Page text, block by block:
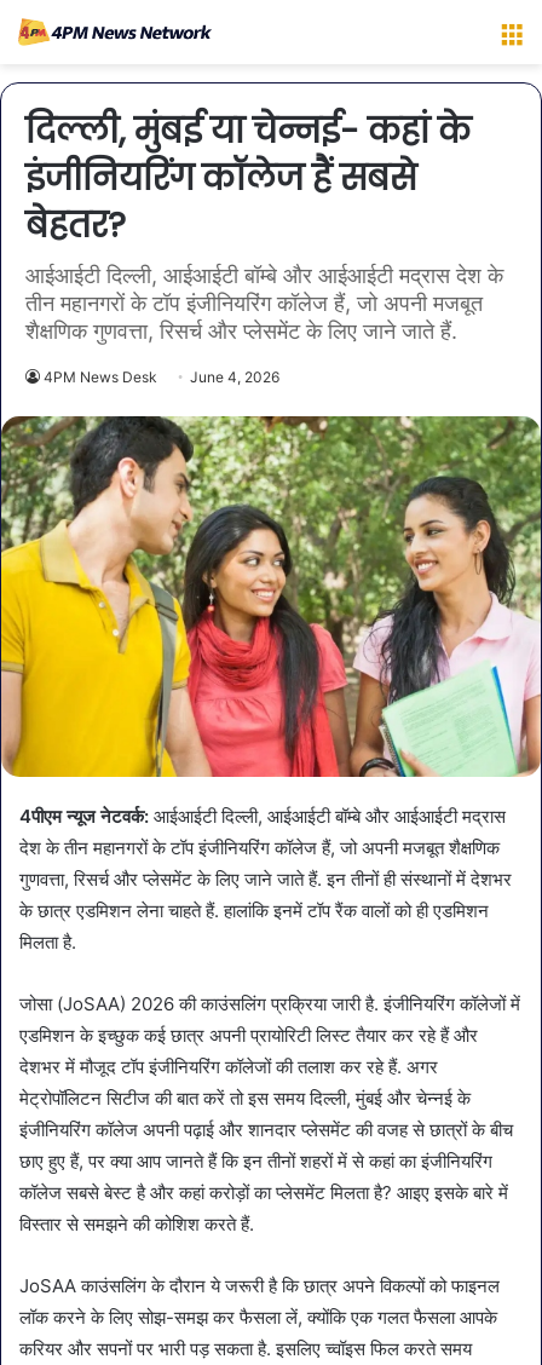
दिल्ली, मुंबई या चेन्नई- कहां के
इंजीनियरिंग कॉलेज हैं सबसे
बेहतर?
आईआईटी दिल्ली, आईआईटी बॉम्बे और आईआईटी मद्रास देश के
तीन महानगरों के टॉप इंजीनियरिंग कॉलेज हैं, जो अपनी मजबूत
शैक्षणिक गुणवत्ता, रिसर्च और प्लेसमेंट के लिए जाने जाते हैं.
4PM News Desk June 4, 2026
4पीएम न्यूज नेटवर्क: आईआईटी दिल्ली, आईआईटी बॉम्बे और आईआईटी मद्रास
देश के तीन महानगरों के टॉप इंजीनियरिंग कॉलेज हैं, जो अपनी मजबूत शैक्षणिक
गुणवत्ता, रिसर्च और प्लेसमेंट के लिए जाने जाते हैं. इन तीनों ही संस्थानों में देशभर
के छात्र एडमिशन लेना चाहते हैं. हालांकि इनमें टॉप रैंक वालों को ही एडमिशन
मिलता है.
जोसा (JoSAA) 2026 की काउंसलिंग प्रक्रिया जारी है. इंजीनियरिंग कॉलेजों में
एडमिशन के इच्छुक कई छात्र अपनी प्रायोरिटी लिस्ट तैयार कर रहे हैं और
देशभर में मौजूद टॉप इंजीनियरिंग कॉलेजों की तलाश कर रहे हैं. अगर
मेट्रोपॉलिटन सिटीज की बात करें तो इस समय दिल्ली, मुंबई और चेन्नई के
इंजीनियरिंग कॉलेज अपनी पढ़ाई और शानदार प्लेसमेंट की वजह से छात्रों के बीच
छाए हुए हैं, पर क्या आप जानते हैं कि इन तीनों शहरों में से कहां का इंजीनियरिंग
कॉलेज सबसे बेस्ट है और कहां करोड़ों का प्लेसमेंट मिलता है? आइए इसके बारे में
विस्तार से समझने की कोशिश करते हैं.
JoSAA काउंसलिंग के दौरान ये जरूरी है कि छात्र अपने विकल्पों को फाइनल
लॉक करने के लिए सोझ-समझ कर फैसला लें, क्योंकि एक गलत फैसला आपके
करियर और सपनों पर भारी पड़ सकता है. इसलिए च्वॉइस फिल करते समय